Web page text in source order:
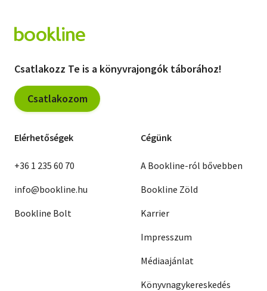
Csatlakozz Te is a könyvrajongók táborához!
Csatlakozom
Elérhetőségek
+36 1 235 60 70
info@bookline.hu
Bookline Bolt
Cégünk
A Bookline-ról bővebben
Bookline Zöld
Karrier
Impresszum
Médiaajánlat
Könyvnagykereskedés